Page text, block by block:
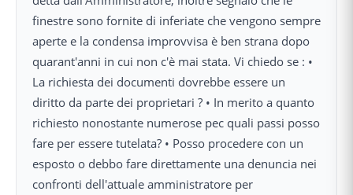
finestre sono fornite di inferiate che vengono sempre
aperte e la condensa improvvisa è ben strana dopo
quarant'anni in cui non c'è mai stata. Vi chiedo se : •
La richiesta dei documenti dovrebbe essere un
diritto da parte dei proprietari ? • In merito a quanto
richiesto nonostante numerose pec quali passi posso
fare per essere tutelata? • Posso procedere con un
esposto o debbo fare direttamente una denuncia nei
confronti dell'attuale amministratore per